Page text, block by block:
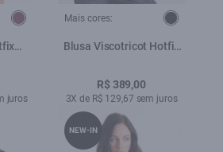
juros
Mais cores:
Blusa Viscotricot Hotfix
R$ 389,00
3X de R$ 129,67 sem juros
NEW-IN